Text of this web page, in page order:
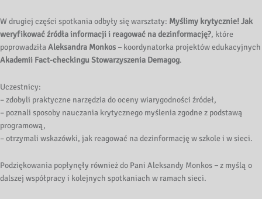
W drugiej części spotkania odbyły się warsztaty: Myślimy krytycznie! Jak
weryfikować źródła informacji i reagować na dezinformację?, które
poprowadziłaAleksandra Monkos – koordynatorka projektów edukacyjnych
Akademii Fact-checkingu Stowarzyszenia Demagog.
Uczestnicy:
– zdobyli praktyczne narzędzia do oceny wiarygodności źródeł,
– poznali sposoby nauczania krytycznego myślenia zgodne z podstawą
programową,
– otrzymali wskazówki, jak reagować na dezinformację w szkole i w sieci.
Podziękowania popłynęły również do Pani Aleksandy Monkos –z myślą o
dalszej współpracy i kolejnych spotkaniach w ramach sieci.